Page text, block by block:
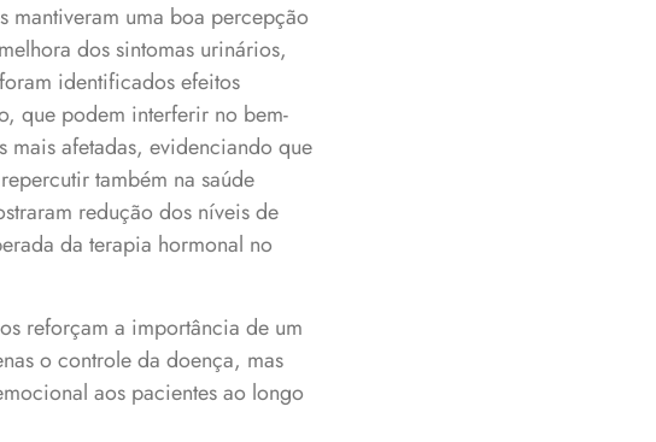
mantiveram uma boa percepção
dos sintomas urinários,
identificados efeitos
que podem interferir no bem-
mais afetadas, evidenciando que
também na saúde
redução dos níveis de
da terapia hormonal no
reforçam a importância de um
o controle da doença, mas
aos pacientes ao longo